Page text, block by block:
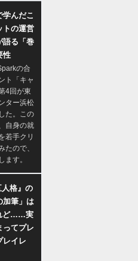
学んだこ
の運営
語る「巻
性
の合
ト「キャ
4回が東
ター浜松
た。この
自身の就
若手クリ
たので、
ます。
人格』の
加筆」は
ど……実
ってプレ
レイレ